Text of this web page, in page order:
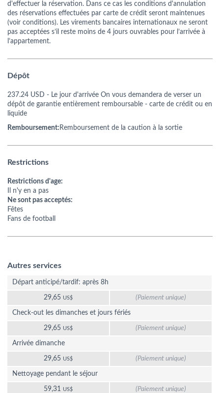
d'effectuer la réservation. Dans ce cas les conditions d'annulation
des réservations effectuées par carte de crédit seront maintenues
(voir conditions). Les virements bancaires internationaux ne seront
pas acceptées s’il reste moins de 4 jours ouvrables pour l’arrivée à
l’appartement.
Dépôt
237.24 USD - Le jour d'arrivée On vous demandera de verser un
dépôt de garantie entièrement remboursable - carte de crédit ou en
liquide
Remboursement: Remboursement de la caution à la sortie
Restrictions
Restrictions d'age:
Il n'y en a pas
Ne sont pas acceptés:
Fêtes
Fans de football
Autres services
Départ anticipé/tardif: après 8h
29,65 US$ (Paiement unique)
Check-out les dimanches et jours fériés
29,65 US$ (Paiement unique)
Arrivée dimanche
29,65 US$ (Paiement unique)
Nettoyage pendant le séjour
59,31 US$ (Paiement unique)